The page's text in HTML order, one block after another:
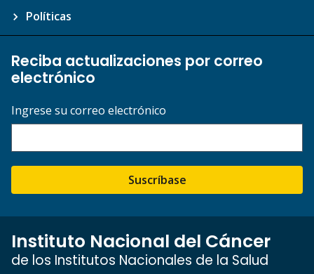
Políticas
Reciba actualizaciones por correo
electrónico
Ingrese su correo electrónico
Suscríbase
Instituto Nacional del Cáncer
de los Institutos Nacionales de la Salud